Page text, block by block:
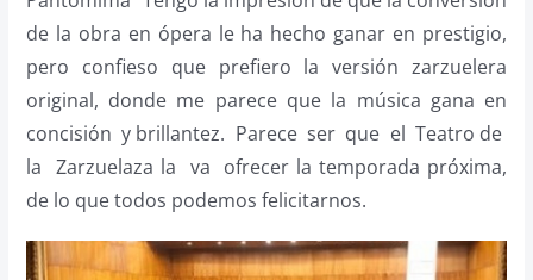
de la obra en ópera le ha hecho ganar en prestigio,
pero confieso que prefiero la versión zarzuelera
original, donde me parece que la música gana en
concisión y brillantez. Parece ser que el Teatro de
la Zarzuelaza la va ofrecer la temporada próxima,
de lo que todos podemos felicitarnos.